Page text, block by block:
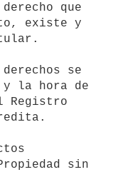
que
existe y
se
y la hora de
sin